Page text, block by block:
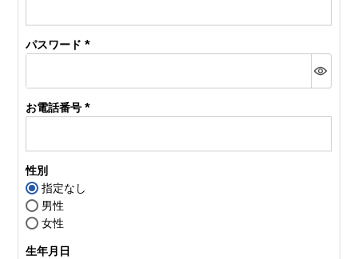
パスワード
お電話番号
性別
指定なし
男性
女性
生年月日